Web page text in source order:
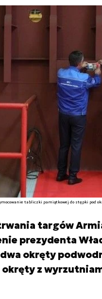
tabliczki pamiątkowej do stępki pod
targów
prezydenta
okręty
okręty z